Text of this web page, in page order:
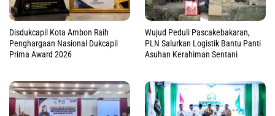
Disdukcapil Kota Ambon Raih
Penghargaan Nasional Dukcapil
Prima Award 2026
Wujud Peduli Pascakebakaran,
PLN Salurkan Logistik Bantu Panti
Asuhan Kerahiman Sentani